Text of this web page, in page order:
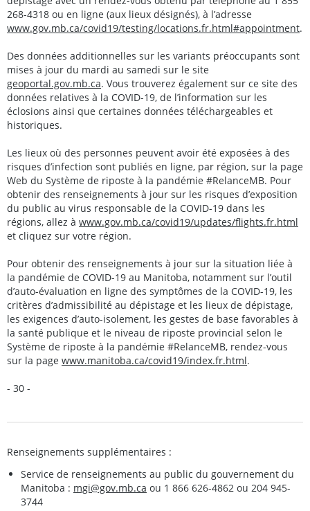
268-4318 ou en ligne (aux lieux désignés), à l’adresse
www.gov.mb.ca/covid19/testing/locations.fr.html#appointment.
Des données additionnelles sur les variants préoccupants sont
mises à jour du mardi au samedi sur le site
geoportal.gov.mb.ca. Vous trouverez également sur ce site des
données relatives à la COVID-19, de l’information sur les
éclosions ainsi que certaines données téléchargeables et
historiques.
Les lieux où des personnes peuvent avoir été exposées à des
risques d’infection sont publiés en ligne, par région, sur la page
Web du Système de riposte à la pandémie #RelanceMB. Pour
obtenir des renseignements à jour sur les risques d’exposition
du public au virus responsable de la COVID-19 dans les
régions, allez à www.gov.mb.ca/covid19/updates/flights.fr.html
et cliquez sur votre région.
Pour obtenir des renseignements à jour sur la situation liée à
la pandémie de COVID-19 au Manitoba, notamment sur l’outil
d’auto-évaluation en ligne des symptômes de la COVID-19, les
critères d’admissibilité au dépistage et les lieux de dépistage,
les exigences d’auto-isolement, les gestes de base favorables à
la santé publique et le niveau de riposte provincial selon le
Système de riposte à la pandémie #RelanceMB, rendez-vous
sur la page www.manitoba.ca/covid19/index.fr.html.
- 30 -
Renseignements supplémentaires :
Service de renseignements au public du gouvernement du
Manitoba : mgi@gov.mb.ca ou 1 866 626-4862 ou 204 945-
3744